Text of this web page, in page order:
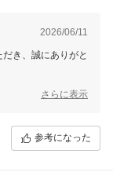
2026/06/11
き、誠にありがと
しく拝見いたしまし
びいただいた中で、
けそうとのお言葉を
さらに表示
参考になった